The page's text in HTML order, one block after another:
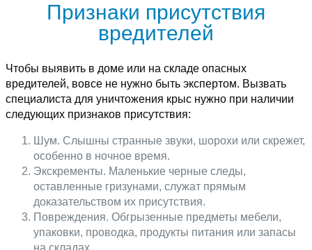
Признаки присутствия
вредителей
Чтобы выявить в доме или на складе опасных
вредителей, вовсе не нужно быть экспертом. Вызвать
специалиста для уничтожения крыс нужно при наличии
следующих признаков присутствия:
Шум. Слышны странные звуки, шорохи или скрежет,
особенно в ночное время.
Экскременты. Маленькие черные следы,
оставленные гризунами, служат прямым
доказательством их присутствия.
Повреждения. Обгрызенные предметы мебели,
упаковки, проводка, продукты питания или запасы